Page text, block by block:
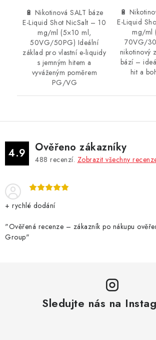
🔋 Nikotinová SALT báze
E-Liquid Shot NicSalt – 10
mg/ml (5×10 ml,
50VG/50PG) Ideální
základ pro vlastní e-liquidy
s jemným hitem a
vyváženým poměrem
PG/VG
🔋
E-Liquid
mg/ml
70VG/
nikotinový
bází –
hit a
4.9 Ověřeno zákazníky
488 recenzí. Zobrazit všechny
+ rychlé dodání
"Ověřená recenze – zákazník po nákupu
Group"
Sledujte nás na